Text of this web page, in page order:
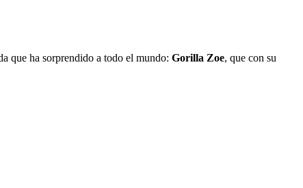
que ha sorprendido a todo el mundo: Gorilla Zoe, que con su